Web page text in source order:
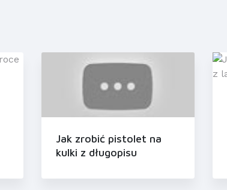
Jak zrobić pistolet na
kulki z długopisu